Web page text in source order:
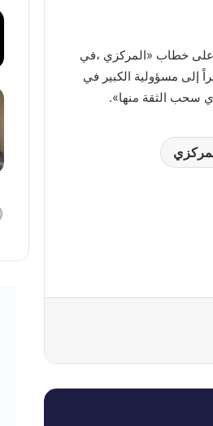
على خطاب «المركزي ،في
«340 مليار دينار فقط»؛ مشيراً إلى مسؤولية الكبير في
سحب الثقة منها».
يصدر ضوابط جديدة لتراخيص
سلامة منظومته